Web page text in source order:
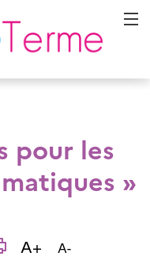
pour les
»
A+ Augmenter
A-Diminuer la